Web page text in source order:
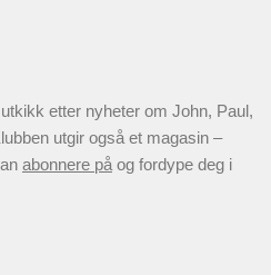
etter nyheter om John, Paul,
utgir også et magasin –
abonnere på og fordype deg i